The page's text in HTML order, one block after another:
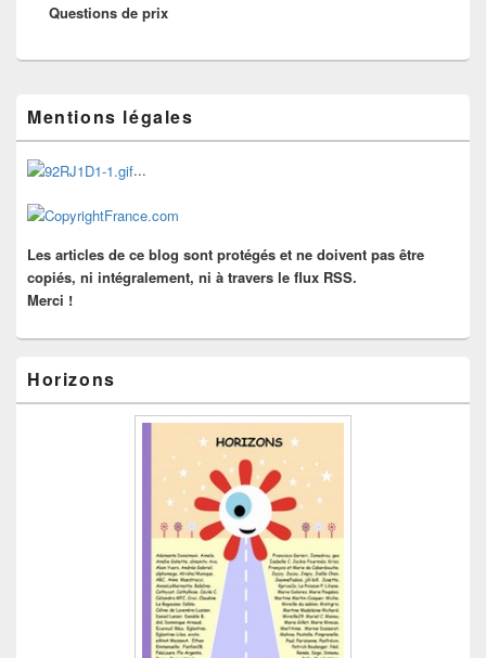
suivant :
Questions de prix
principale
de
widget
pour
barre
Mentions légales
...
Les articles de ce blog sont protégés et ne doivent pas être
copiés, ni intégralement, ni à travers le flux RSS.
Merci !
Horizons